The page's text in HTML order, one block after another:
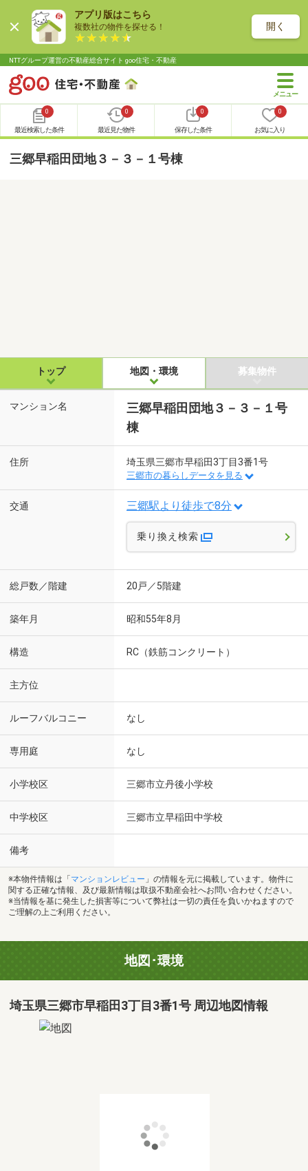
アプリ版はこちら
複数社の物件を探せる！ 開く
NTTグループ運営の不動産総合サイト goo住宅・不動産
0
最近検索した条件
0
最近見た物件
0
保存した条件
0
お気に入り
三郷早稲田団地３－３－１号棟
トップ 地図・環境 募集物件
マンション名
三郷早稲田団地３－３－１号
棟
住所 埼玉県三郷市早稲田3丁目3番1号
三郷市の暮らしデータを見る
交通 三郷駅より徒歩で8分
乗り換え検索
総戸数／階建 20戸／5階建
築年月 昭和55年8月
構造 RC（鉄筋コンクリート）
主方位
ルーフバルコニー なし
専用庭 なし
小学校区 三郷市立丹後小学校
中学校区 三郷市立早稲田中学校
備考
※本物件情報は「 マンションレビュー 」の情報を元に掲載しています。物件に
関する正確な情報、及び最新情報は取扱不動産会社へお問い合わせください。
※当情報を基に発生した損害等について弊社は一切の責任を負いかねますので
ご理解の上ご利用ください。
地図･環境
埼玉県三郷市早稲田3丁目3番1号 周辺地図情報